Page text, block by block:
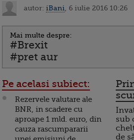
autor: iBani , 6 iulie 2016 10:26
Mai multe despre:
#Brexit
#pret aur
Pe acelasi subiect:
Rezervele valutare ale
BNR, in scadere cu
aproape 1 mld. euro, din
cauza rascumpararii
sub
de